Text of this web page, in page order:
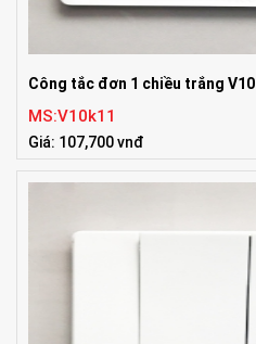
Công tắc đơn 1 chiều trắng V10
MS:V10k11
Giá: 107,700 vnđ